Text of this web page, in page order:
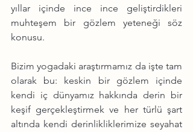
yıllar içinde ince ince geliştirdikleri
muhteşem bir gözlem yeteneği söz
konusu.
Bizim yogadaki araştırmamız da işte tam
olarak bu: keskin bir gözlem içinde
kendi iç dünyamız hakkında derin bir
keşif gerçekleştirmek ve her türlü şart
altında kendi derinlikliklerimize seyahat